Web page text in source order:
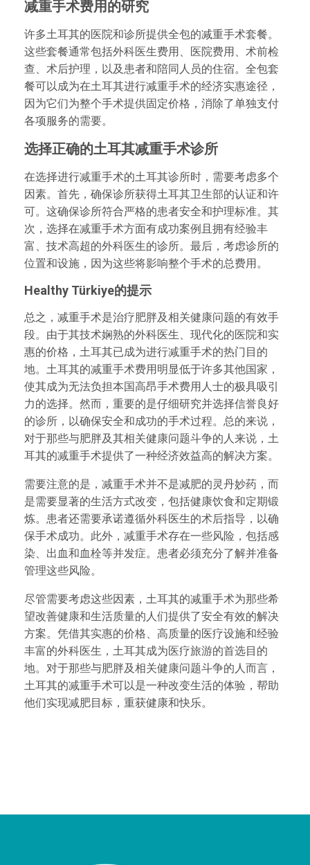
减重手术费用的研究
许多土耳其的医院和诊所提供全包的减重手术套餐。
这些套餐通常包括外科医生费用、医院费用、术前检
查、术后护理，以及患者和陪同人员的住宿。全包套
餐可以成为在土耳其进行减重手术的经济实惠途径，
因为它们为整个手术提供固定价格，消除了单独支付
各项服务的需要。
选择正确的土耳其减重手术诊所
在选择进行减重手术的土耳其诊所时，需要考虑多个
因素。首先，确保诊所获得土耳其卫生部的认证和许
可。这确保诊所符合严格的患者安全和护理标准。其
次，选择在减重手术方面有成功案例且拥有经验丰
富、技术高超的外科医生的诊所。最后，考虑诊所的
位置和设施，因为这些将影响整个手术的总费用。
Healthy Türkiye的提示
总之，减重手术是治疗肥胖及相关健康问题的有效手
段。由于其技术娴熟的外科医生、现代化的医院和实
惠的价格，土耳其已成为进行减重手术的热门目的
地。土耳其的减重手术费用明显低于许多其他国家，
使其成为无法负担本国高昂手术费用人士的极具吸引
力的选择。然而，重要的是仔细研究并选择信誉良好
的诊所，以确保安全和成功的手术过程。总的来说，
对于那些与肥胖及其相关健康问题斗争的人来说，土
耳其的减重手术提供了一种经济效益高的解决方案。
需要注意的是，减重手术并不是减肥的灵丹妙药，而
是需要显著的生活方式改变，包括健康饮食和定期锻
炼。患者还需要承诺遵循外科医生的术后指导，以确
保手术成功。此外，减重手术存在一些风险，包括感
染、出血和血栓等并发症。患者必须充分了解并准备
管理这些风险。
尽管需要考虑这些因素，土耳其的减重手术为那些希
望改善健康和生活质量的人们提供了安全有效的解决
方案。凭借其实惠的价格、高质量的医疗设施和经验
丰富的外科医生，土耳其成为医疗旅游的首选目的
地。对于那些与肥胖及相关健康问题斗争的人而言，
土耳其的减重手术可以是一种改变生活的体验，帮助
他们实现减肥目标，重获健康和快乐。